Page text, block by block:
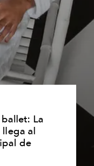
La
al
de